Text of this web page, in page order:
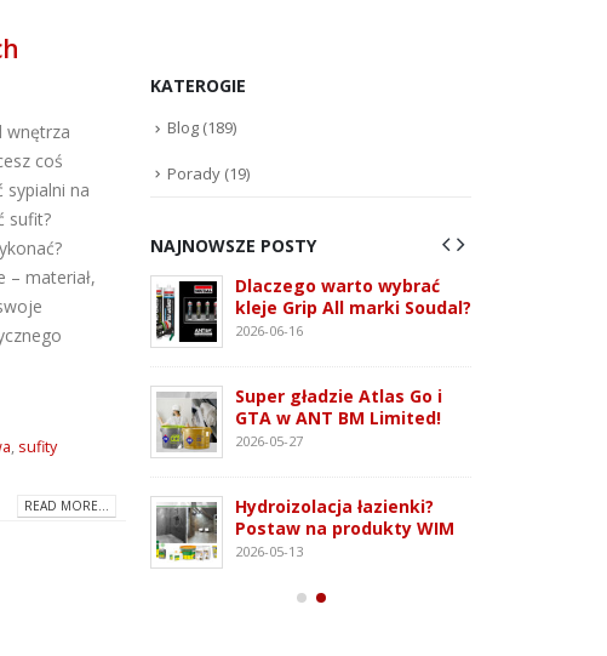
wnętrza
coś
sypialni na
sufit?
– materiał,
, sufity
READ MORE...
KATEROGIE
Blog (189)
Porady (19)
NAJNOWSZE POSTY
3G –
system
G-K i OSB
Dlaczego warto wybrać
kleje Grip All marki Soudal?
2026-06-16
Super gładzie Atlas Go i
GTA w ANT BM Limited!
2026-05-27
Hydroizolacja łazienki?
Postaw na produkty WIM
2026-05-13